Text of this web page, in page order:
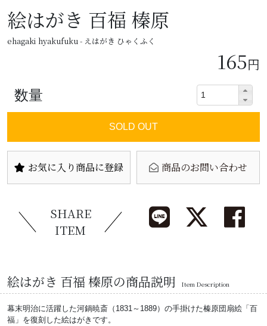
絵はがき 百福 榛原
ehagaki hyakufuku - えはがき ひゃくふく
165円
数量
SOLD OUT
お気に入り商品に登録 商品のお問い合わせ
SHARE
ITEM
絵はがき 百福 榛原の商品説明 Item Description
幕末明治に活躍した河鍋暁斎（1831～1889）の手掛けた榛原団扇絵「百
福」を復刻した絵はがきです。